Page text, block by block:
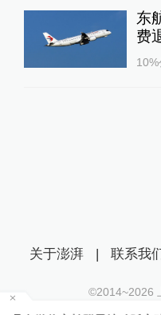
东
费
10%
关于澎湃 | 联系我
©2014~2026
沪ICP证：沪B2-